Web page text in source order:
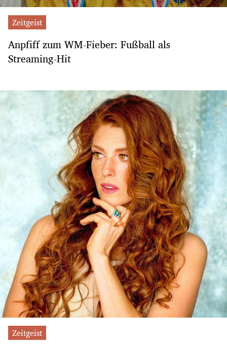
Zeitgeist
Anpfiff zum WM-Fieber: Fußball als
Streaming-Hit
Zeitgeist